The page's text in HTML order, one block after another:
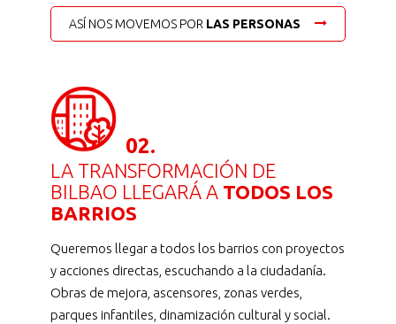
ASÍ NOS MOVEMOS POR LAS PERSONAS
02.
LA TRANSFORMACIÓN DE
BILBAO LLEGARÁ A TODOS LOS
BARRIOS
Queremos llegar a todos los barrios con proyectos
y acciones directas, escuchando a la ciudadanía.
Obras de mejora, ascensores, zonas verdes,
parques infantiles, dinamización cultural y social.